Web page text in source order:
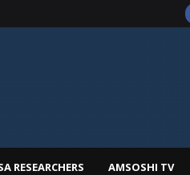
RESEARCHERS AMSOSHI TV